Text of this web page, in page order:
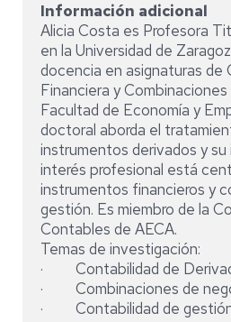
Información adicional
Alicia Costa es Profesora
en la Universidad de
docencia en asignaturas de
Financiera y
Facultad de Economía y
doctoral aborda el
instrumentos derivados y
interés profesional está
instrumentos financieros y
gestión. Es miembro de la
Contables de AECA.
Temas de investigación:
· Contabilidad de
· Combinaciones de
· Contabilidad de